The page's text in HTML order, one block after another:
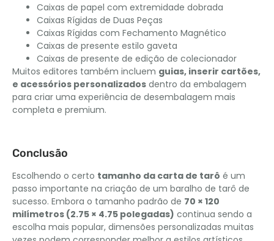
Caixas de papel com extremidade dobrada
Caixas Rígidas de Duas Peças
Caixas Rígidas com Fechamento Magnético
Caixas de presente estilo gaveta
Caixas de presente de edição de colecionador
Muitos editores também incluem guias, inserir cartões,
e acessórios personalizados dentro da embalagem
para criar uma experiência de desembalagem mais
completa e premium.
Conclusão
Escolhendo o certo tamanho da carta de tarô é um
passo importante na criação de um baralho de tarô de
sucesso. Embora o tamanho padrão de 70 × 120
milímetros (2.75 × 4.75 polegadas) continua sendo a
escolha mais popular, dimensões personalizadas muitas